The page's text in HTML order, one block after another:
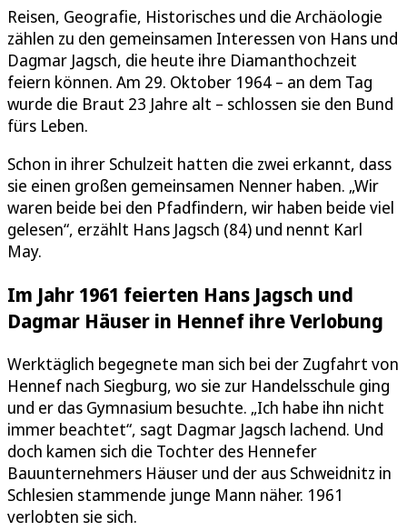
Reisen, Geografie, Historisches und die Archäologie
zählen zu den gemeinsamen Interessen von Hans und
Dagmar Jagsch, die heute ihre Diamanthochzeit
feiern können. Am 29. Oktober 1964 – an dem Tag
wurde die Braut 23 Jahre alt – schlossen sie den Bund
fürs Leben.
Schon in ihrer Schulzeit hatten die zwei erkannt, dass
sie einen großen gemeinsamen Nenner haben. „Wir
waren beide bei den Pfadfindern, wir haben beide viel
gelesen“, erzählt Hans Jagsch (84) und nennt Karl
May.
Im Jahr 1961 feierten Hans Jagsch und
Dagmar Häuser in Hennef ihre Verlobung
Werktäglich begegnete man sich bei der Zugfahrt von
Hennef nach Siegburg, wo sie zur Handelsschule ging
und er das Gymnasium besuchte. „Ich habe ihn nicht
immer beachtet“, sagt Dagmar Jagsch lachend. Und
doch kamen sich die Tochter des Hennefer
Bauunternehmers Häuser und der aus Schweidnitz in
Schlesien stammende junge Mann näher. 1961
verlobten sie sich.